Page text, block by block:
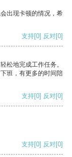
出现卡顿的情况，希
支持[0] 反对[0]
松地完成工作任务。
班，有更多的时间陪
支持[0] 反对[0]
支持[0] 反对[0]